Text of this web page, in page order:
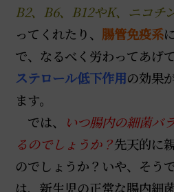
B2、B6、B12やK、ニコチ
ってくれたり、 腸管免疫系
で、なるべく労わってあげ
ステロール低下作用の効果
ます。
では、
いつ腸内の細菌バ
るのでしょうか？先天的に
のでしょうか？いや、そう
は、新生児の正常な腸内細